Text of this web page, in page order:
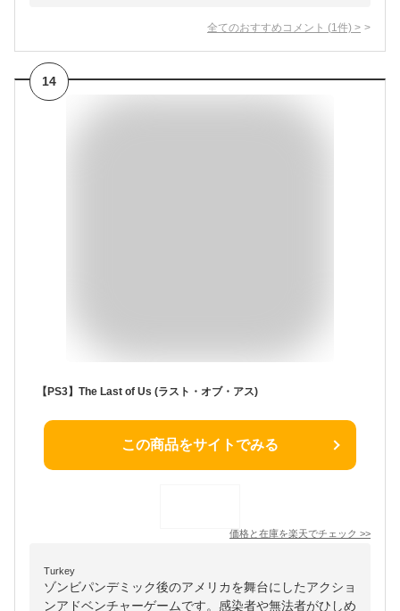
全てのおすすめコメント (1 件) >
14
【PS3】The Last of Us (ラスト・オブ・アス)
この商品をサイトでみる
価格と在庫を楽天でチェック >>
Turkey
ゾンビパンデミック後のアメリカを舞台にしたアクショ
ンアドベンチャーゲームです。感染者や無法者がひしめ